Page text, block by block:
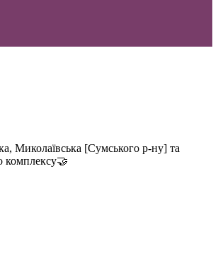
Миколаївська [Сумського р-ну] та
комплексу🤝